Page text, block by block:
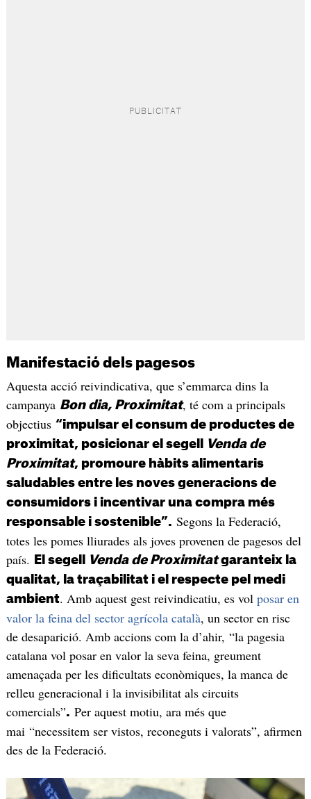
Manifestació dels pagesos
Aquesta acció reivindicativa, que s’emmarca dins la
campanya Bon dia, Proximitat, té com a principals
objectius “impulsar el consum de productes de
proximitat, posicionar el segell
Venda de
Proximitat, promoure hàbits alimentaris
saludables entre les noves generacions de
consumidors i incentivar una compra més
responsable i sostenible”. Segons la Federació,
totes les pomes lliurades als joves provenen de pagesos del
país.
El segell Venda de Proximitatgaranteix la
qualitat, la traçabilitat i el respecte pel medi
ambient. Amb aquest gest reivindicatiu, es vol posar en
valor la feina del sector agrícola català, un sector en risc
de desaparició. Amb accions com la d’ahir, “la pagesia
catalana vol posar en valor la seva feina, greument
amenaçada per les dificultats econòmiques, la manca de
relleu generacional i la invisibilitat als circuits
comercials”. Per aquest motiu, ara més que
mai “necessitem ser vistos, reconeguts i valorats”, afirmen
des de la Federació.